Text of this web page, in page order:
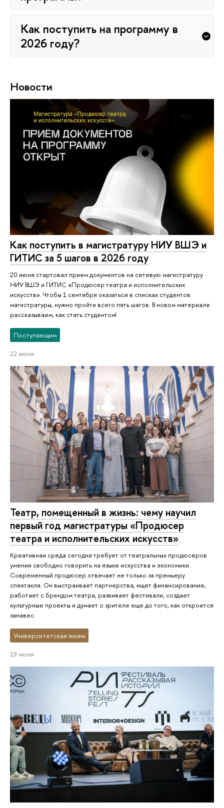
Как поступить на программу в
2026 году?
Новости
Как поступить в магистратуру НИУ ВШЭ и
ГИТИС за 5 шагов в 2026 году
20 июня стартовал прием документов на сетевую магистратуру
НИУ ВШЭ и ГИТИС «Продюсер театра и исполнительских
искусств». Чтобы 1 сентября оказаться в списках студентов
магистратуры, нужно пройти всего пять шагов. В новом материале
рассказываем, как стать студентом!
Поступающим
22 июня
Театр, помещенный в жизнь: чему научил
первый год магистратуры «Продюсер
театра и исполнительских искусств»
Креативная среда сегодня требует от театральных продюсеров
умения свободно говорить на языке искусства и экономики.
Современный продюсер отвечает не только за премьеру
спектакля. Он выстраивает партнерства, ищет финансирование,
работает с брендом театра, развивает фестивали, создает
культурные проекты и думает о зрителе еще до того, как откроется
занавес.
Университетская жизнь
19 июня